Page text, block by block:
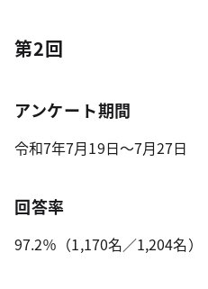
第2回
アンケート期間
令和7年7月19日～7月27日
回答率
97.2％（1,170名／1,204名）